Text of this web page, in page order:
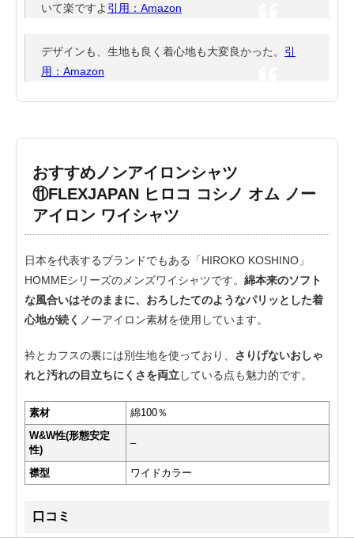
いて楽ですよ 引用：Amazon
デザインも、生地も良く着心地も大変良かった。 引
用：Amazon
おすすめノンアイロンシャツ
⑪FLEXJAPAN ヒロコ コシノ オム ノー
アイロン ワイシャツ
日本を代表するブランドでもある「HIROKO KOSHINO」
HOMMEシリーズのメンズワイシャツです。 綿本来のソフト
な風合いはそのままに、おろしたてのようなパリッとした着
心地が続く ノーアイロン素材を使用しています。
衿とカフスの裏には別生地を使っており、 さりげないおしゃ
れと汚れの目立ちにくさを両立している点も魅力的です。
素材
綿100％
W&W性(形態安定
性)
–
襟型 ワイドカラー
口コミ